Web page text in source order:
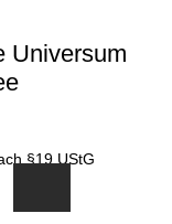
Universum
§19 UStG